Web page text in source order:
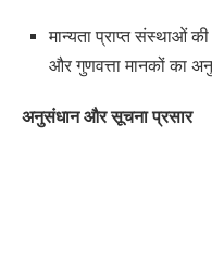
मान्यता प्राप्त संस्थाओं की
और गुणवत्ता मानकों का
अनुसंधान और सूचना प्रसार